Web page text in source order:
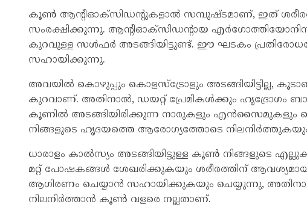
കൂൺ ആന്റിഓക്‌സിഡന്റുകളാൽ സമ്പുഷ്ടമാണ്, ഇത്
സംരക്ഷിക്കുന്നു. ആന്റിഓക്‌സിഡന്റായ
കുറവുള്ള സൾഫർ അടങ്ങിയിട്ടുണ്ട്. ഈ ഘടകം
സഹായിക്കുന്നു.
അവയിൽ കൊഴുപ്പും കൊളസ്ട്രോളും അടങ്ങിയിട്ടില്ല,
കുറവാണ്. അതിനാൽ, ഡയറ്റ് പ്രേമികൾക്കും ഹൃദ്രോഗം
കൂണിൽ അടങ്ങിയിരിക്കുന്ന നാരുകളും എൻസൈമുകളും
നിങ്ങളുടെ ഹൃദയത്തെ ആരോഗ്യത്തോടെ
ധാരാളം കാൽസ്യം അടങ്ങിയിട്ടുള്ള കൂൺ നിങ്ങളുടെ
മറ്റ് പോഷകങ്ങൾ ശേഖരിക്കുകയും ശരീരത്തിന്
ആഗിരണം ചെയ്യാൻ സഹായിക്കുകയും ചെയ്യുന്നു,
നിലനിർത്താൻ കൂൺ വളരെ നല്ലതാണ്.